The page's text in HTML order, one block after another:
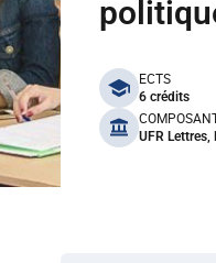
benefits
ECTS
6 crédits
UFR Lettres,